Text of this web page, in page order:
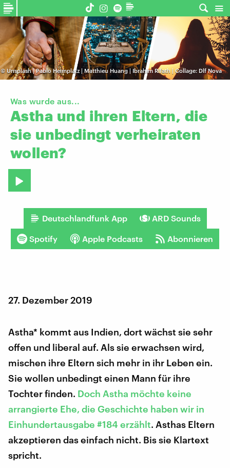
© Unsplash | Pablo Heimplatz | Matthieu Huang | Ibrahim Rifath | Collage: Dlf Nova
Was wurde aus...
Astha und ihren Eltern, die
sie unbedingt verheiraten
wollen?
Deutschlandfunk App ARD Sounds
Spotify Apple Podcasts Abonnieren
27. Dezember 2019
Astha* kommt aus Indien, dort wächst sie sehr
offen und liberal auf. Als sie erwachsen wird,
mischen ihre Eltern sich mehr in ihr Leben ein.
Sie wollen unbedingt einen Mann für ihre
Tochter finden. Doch Astha möchte keine
arrangierte Ehe, die Geschichte haben wir in
Einhundertausgabe #184 erzählt. Asthas Eltern
akzeptieren das einfach nicht. Bis sie Klartext
spricht.